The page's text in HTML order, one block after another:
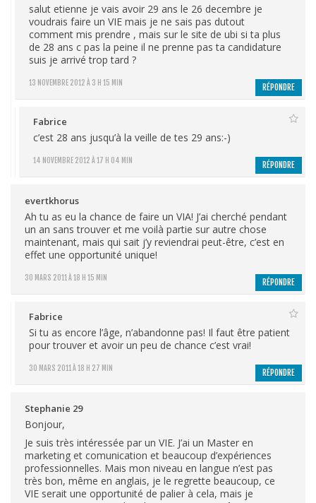
13 NOVEMBRE 2012 À 3 H 15 MIN
salut etienne je vais avoir 29 ans le 26 decembre je
voudrais faire un VIE mais je ne sais pas dutout
comment mis prendre , mais sur le site de ubi si ta plus
de 28 ans c pas la peine il ne prenne pas ta candidature
suis je arrivé trop tard ?
RÉPONDRE
Fabrice
14 NOVEMBRE 2012 À 17 H 04 MIN
c’est 28 ans jusqu’à la veille de tes 29 ans:-)
RÉPONDRE
evertkhorus
30 MARS 2011 À 18 H 15 MIN
Ah tu as eu la chance de faire un VIA! J’ai cherché pendant
un an sans trouver et me voilà partie sur autre chose
maintenant, mais qui sait j’y reviendrai peut-être, c’est en
effet une opportunité unique!
RÉPONDRE
Fabrice
30 MARS 2011 À 18 H 27 MIN
Si tu as encore l’âge, n’abandonne pas! Il faut être patient
pour trouver et avoir un peu de chance c’est vrai!
RÉPONDRE
Stephanie 29
Bonjour,
Je suis très intéressée par un VIE. J’ai un Master en
marketing et comunication et beaucoup d’expériences
professionnelles. Mais mon niveau en langue n’est pas
très bon, même en anglais, je le regrette beaucoup, ce
VIE serait une opportunité de palier à cela, mais je